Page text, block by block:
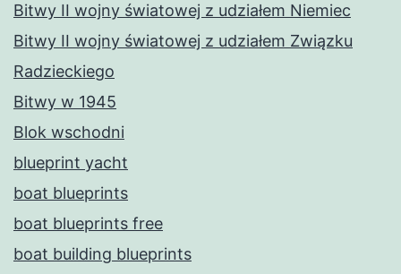
Bitwy II wojny światowej z udziałem Niemiec
Bitwy II wojny światowej z udziałem Związku
Radzieckiego
Bitwy w 1945
Blok wschodni
blueprint yacht
boat blueprints
boat blueprints free
boat building blueprints